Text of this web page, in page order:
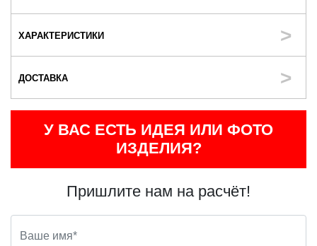
ХАРАКТЕРИСТИКИ
ДОСТАВКА
У ВАС ЕСТЬ ИДЕЯ ИЛИ ФОТО
ИЗДЕЛИЯ?
Пришлите нам на расчёт!